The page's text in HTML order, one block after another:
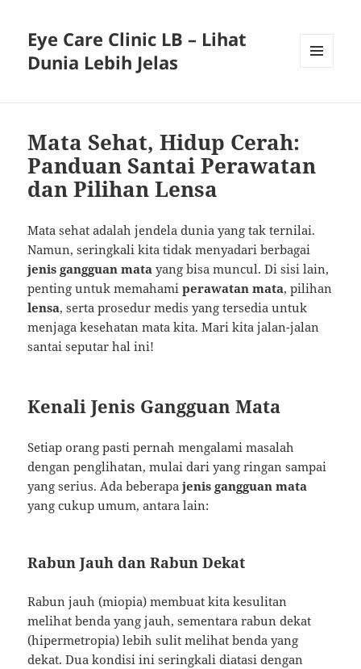
Eye Care Clinic LB – Lihat
Dunia Lebih Jelas
Mata Sehat, Hidup Cerah:
Panduan Santai Perawatan
dan Pilihan Lensa
Mata sehat adalah jendela dunia yang tak ternilai.
Namun, seringkali kita tidak menyadari berbagai
jenis gangguan mata yang bisa muncul. Di sisi lain,
penting untuk memahamiperawatan mata, pilihan
lensa, serta prosedur medis yang tersedia untuk
menjaga kesehatan mata kita. Mari kita jalan-jalan
santai seputar hal ini!
Kenali Jenis Gangguan Mata
Setiap orang pasti pernah mengalami masalah
dengan penglihatan, mulai dari yang ringan sampai
yang serius. Ada beberapajenis gangguan mata
yang cukup umum, antara lain:
Rabun Jauh dan Rabun Dekat
Rabun jauh (miopia) membuat kita kesulitan
melihat benda yang jauh, sementara rabun dekat
(hipermetropia) lebih sulit melihat benda yang
dekat. Dua kondisi ini seringkali diatasi dengan